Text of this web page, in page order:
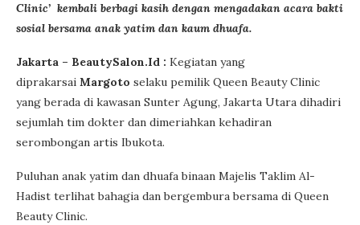
Clinic’ kembali berbagi kasih dengan mengadakan acara bakti
sosial bersama anak yatim dan kaum dhuafa.
Jakarta – BeautySalon.Id : Kegiatan yang
diprakarsai Margoto selaku pemilik Queen Beauty Clinic
yang berada di kawasan Sunter Agung, Jakarta Utara dihadiri
sejumlah tim dokter dan dimeriahkan kehadiran
serombongan artis Ibukota.
Puluhan anak yatim dan dhuafa binaan Majelis Taklim Al-
Hadist terlihat bahagia dan bergembura bersama di Queen
Beauty Clinic.